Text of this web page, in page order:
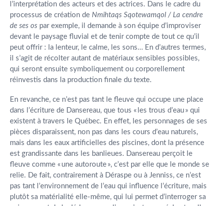
l’interprétation des acteurs et des actrices. Dans le cadre du
processus de création de Nmihtaqs Sqotewamqol / La cendre
de ses os par exemple, il demande à son équipe d’improviser
devant le paysage fluvial et de tenir compte de tout ce qu’il
peut offrir : la lenteur, le calme, les sons… En d’autres termes,
il s’agit de récolter autant de matériaux sensibles possibles,
qui seront ensuite symboliquement ou corporellement
réinvestis dans la production finale du texte.
En revanche, ce n’est pas tant le fleuve qui occupe une place
dans l’écriture de Dansereau, que tous « les trous d’eau » qui
existent à travers le Québec. En effet, les personnages de ses
pièces disparaissent, non pas dans les cours d’eau naturels,
mais dans les eaux artificielles des piscines, dont la présence
est grandissante dans les banlieues. Dansereau perçoit le
fleuve comme « une autoroute », c’est par elle que le monde se
relie. De fait, contrairement à Déraspe ou à Jenniss, ce n’est
pas tant l’environnement de l’eau qui influence l’écriture, mais
plutôt sa matérialité elle-même, qui lui permet d’interroger sa